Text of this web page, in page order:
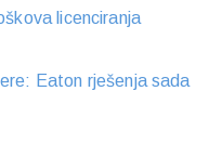
licenciranja
Eaton rješenja sada